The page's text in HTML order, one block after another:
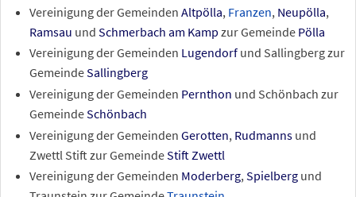
Vereinigung der Gemeinden Altpölla, Franzen, Neupölla,
Ramsau und Schmerbach am Kamp zur Gemeinde Pölla
Vereinigung der Gemeinden Lugendorfund Sallingberg zur
GemeindeSallingberg
Vereinigung der Gemeinden Pernthon und Schönbach zur
GemeindeSchönbach
Vereinigung der Gemeinden Gerotten, Rudmannsund
Zwettl Stift zur GemeindeStift Zwettl
Vereinigung der Gemeinden Moderberg,Spielbergund